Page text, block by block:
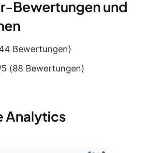
Bewertungen und
Bewertungen)
(88 Bewertungen)
Analytics